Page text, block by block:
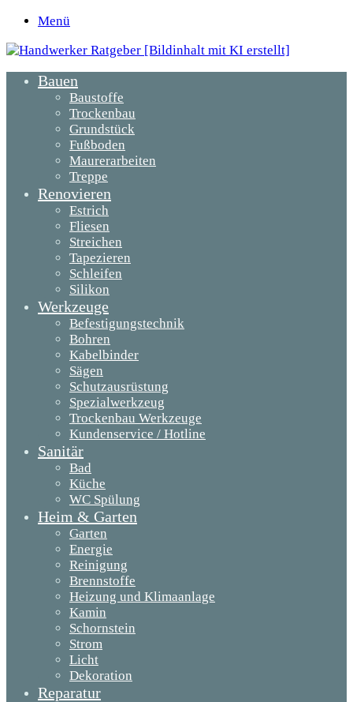
Menü
Bauen
Baustoffe
Trockenbau
Grundstück
Fußboden
Maurerarbeiten
Treppe
Renovieren
Estrich
Fliesen
Streichen
Tapezieren
Schleifen
Silikon
Werkzeuge
Befestigungstechnik
Bohren
Kabelbinder
Sägen
Schutzausrüstung
Spezialwerkzeug
Trockenbau Werkzeuge
Kundenservice / Hotline
Sanitär
Bad
Küche
WC Spülung
Heim & Garten
Garten
Energie
Reinigung
Brennstoffe
Heizung und Klimaanlage
Kamin
Schornstein
Strom
Licht
Dekoration
Reparatur